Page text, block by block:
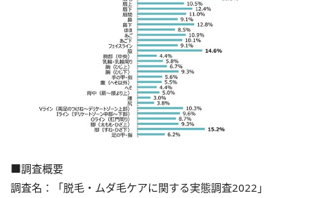
■調査概要
調査名：「脱毛・ムダ毛ケアに関する実態調査2022」